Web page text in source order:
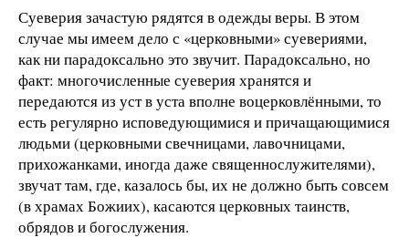
Суеверия зачастую рядятся в одежды веры. В этом
случае мы имеем дело с «церковными» суевериями,
как ни парадоксально это звучит. Парадоксально, но
факт: многочисленные суеверия хранятся и
передаются из уст в уста вполне воцерковлёнными, то
есть регулярно исповедующимися и причащающимися
людьми (церковными свечницами, лавочницами,
прихожанками, иногда даже священнослужителями),
звучат там, где, казалось бы, их не должно быть совсем
(в храмах Божиих), касаются церковных таинств,
обрядов и богослужения.